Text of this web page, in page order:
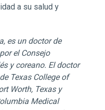
a su salud y
es un doctor de
el Consejo
y coreano. El doctor
Texas College of
Worth, Texas y
Medical